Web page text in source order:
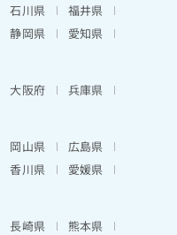
石川県
福井県
静岡県
愛知県
大阪府
兵庫県
岡山県
広島県
香川県
愛媛県
長崎県
熊本県